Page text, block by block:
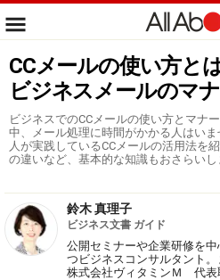
CCメールの使い方と
ビジネスメールのマ
ビジネスでのCCメールの使い方とマナ
中、メール処理に時間がかかる人はい
人が実践しているCCメールの活用法を
の違いなど、基本的な知識もおさらいし
鈴木 真理子
ビジネス文書 ガイド
公開セミナーや企業研修を
つビジネスコンサルタント。
株式会社ヴィタミンＭ 代表